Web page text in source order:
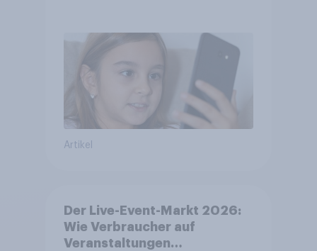
Artikel
Der Live-Event-Markt 2026:
Wie Verbraucher auf
Veranstaltungen